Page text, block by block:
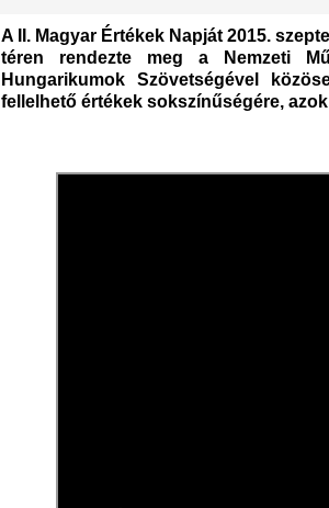
A II. Magyar Értékek Napját 2015.
téren rendezte meg a Nemzeti
Hungarikumok Szövetségével
fellelhető értékek sokszínűségére,